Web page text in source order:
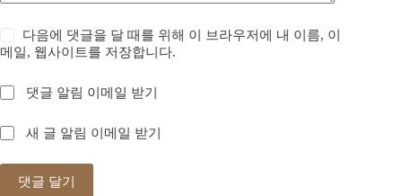
다음에 댓글을 달 때를 위해 이 브라우저에 내 이름, 이
메일, 웹사이트를 저장합니다.
댓글 알림 이메일 받기
새 글 알림 이메일 받기
댓글 달기